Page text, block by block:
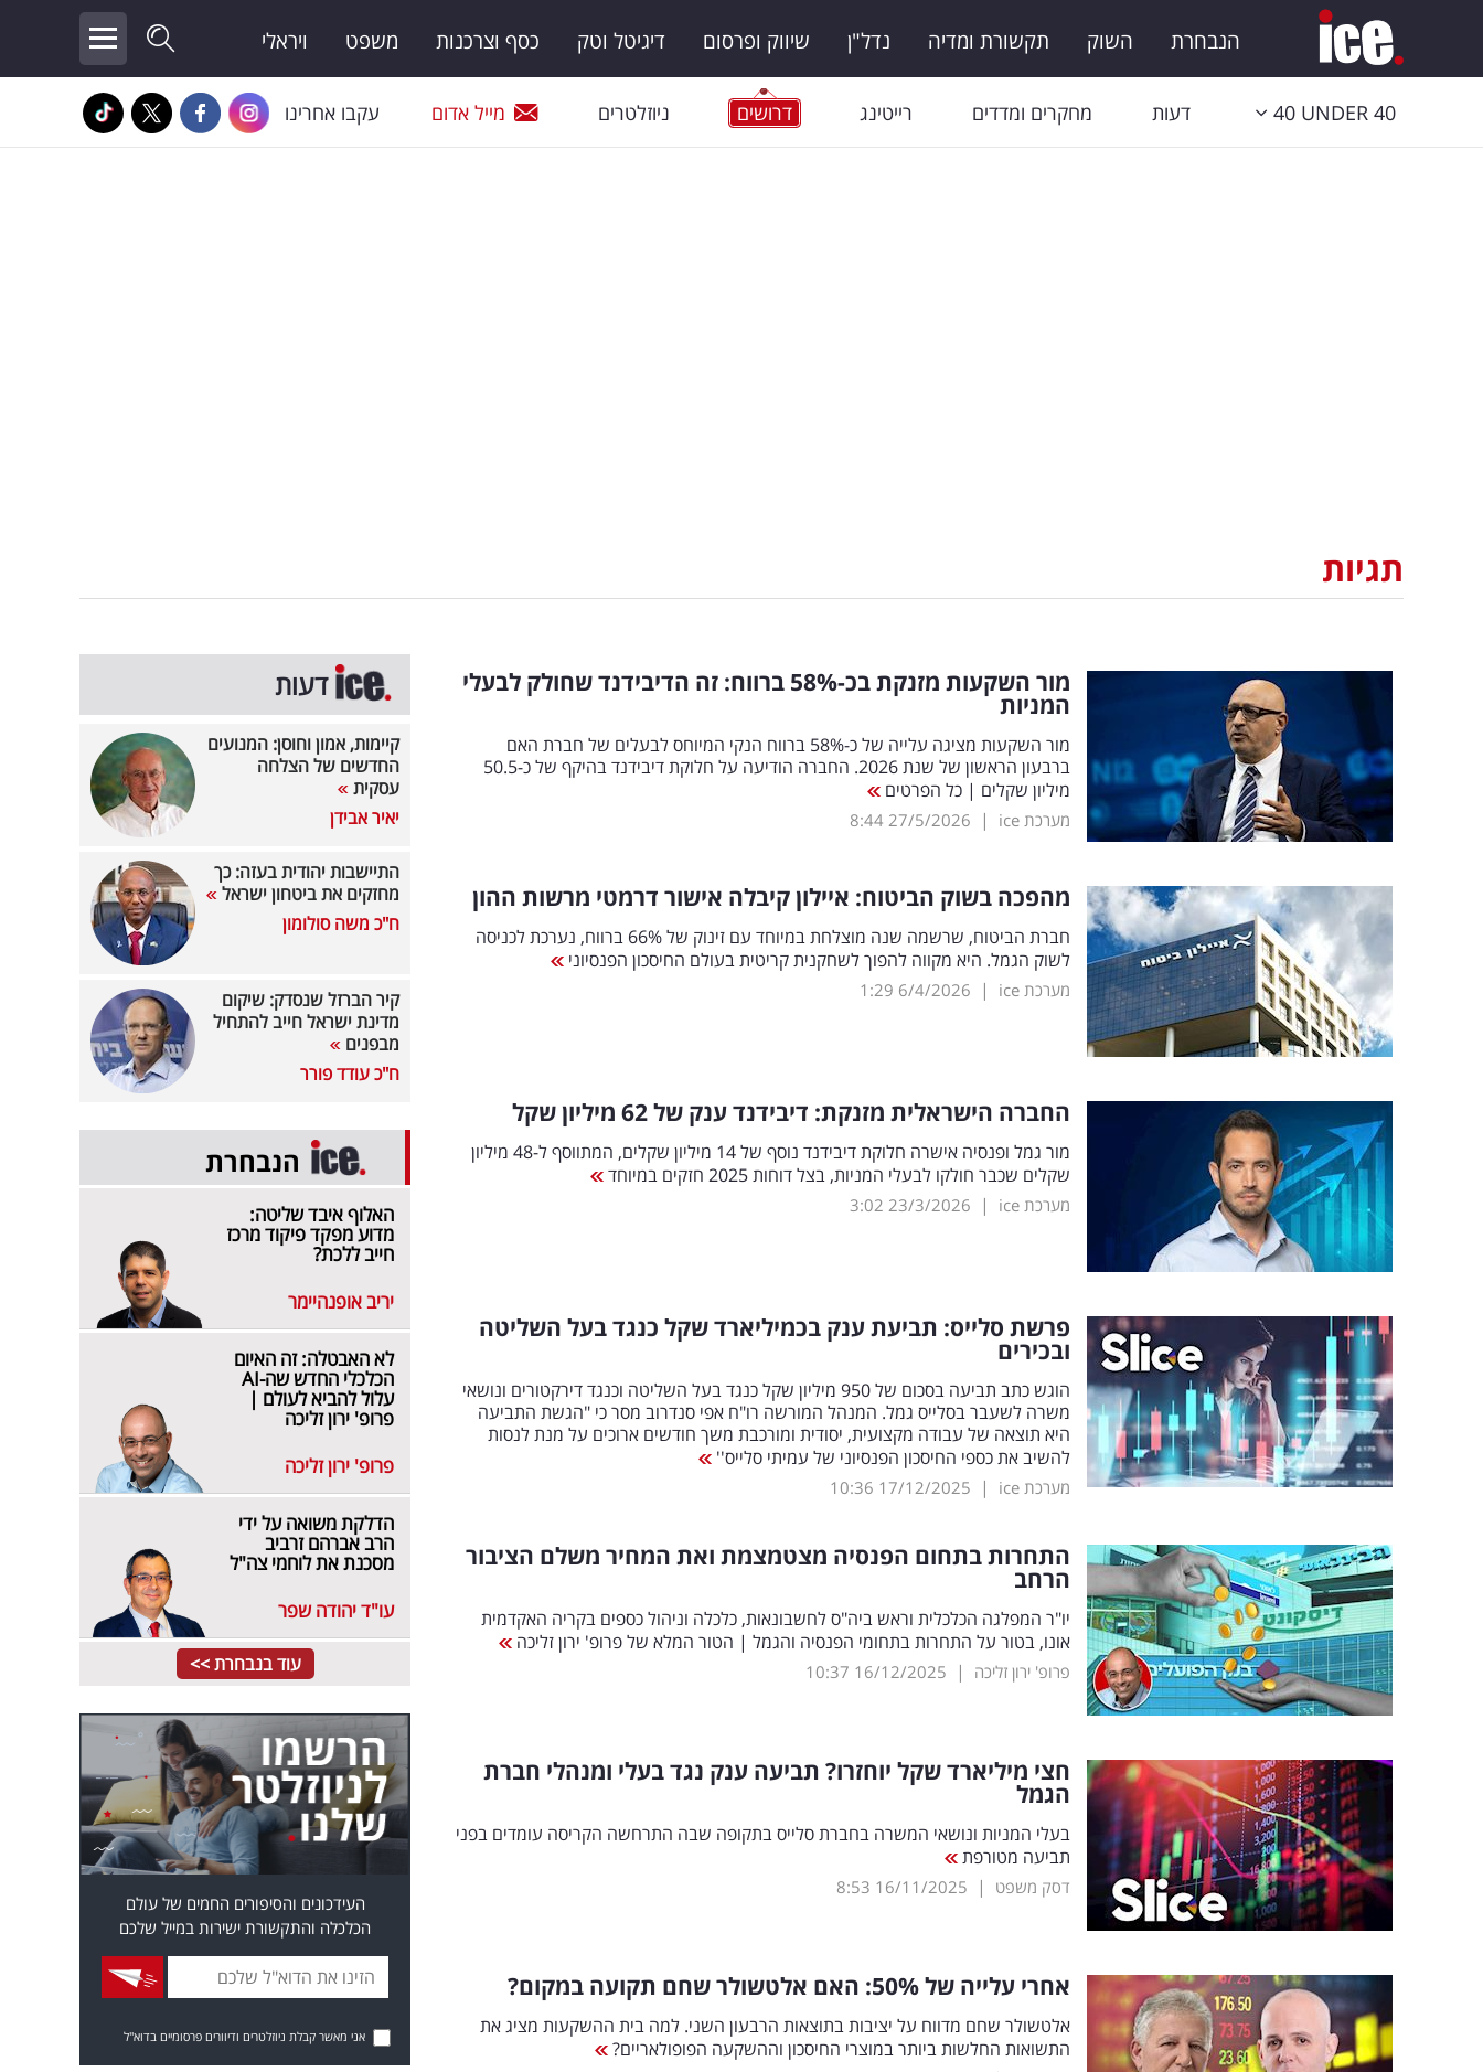
הנבחרת השוק תקשורת ומדיה נדל"ן שיווק ופרסום דיגיטל וטק כסף וצרכנות משפט ויראלי
40 UNDER 40 דעות מחקרים ומדדים רייטינג דרושים ניוזלטרים מייל אדום עקבו אחרינו
תגיות
מור השקעות מזנקת בכ-58% ברווח: זה הדיבידנד שחולק לבעלי
המניות
מור השקעות מציגה עלייה של כ-58% ברווח הנקי המיוחס לבעלים של חברת האם
ברבעון הראשון של שנת 2026. החברה הודיעה על חלוקת דיבידנד בהיקף של כ-50.5
מיליון שקלים | כל הפרטים
מערכת ice |
27/5/2026
8:44
מהפכה בשוק הביטוח: איילון קיבלה אישור דרמטי מרשות ההון
חברת הביטוח, שרשמה שנה מוצלחת במיוחד עם זינוק של 66% ברווח, נערכת לכניסה
לשוק הגמל. היא מקווה להפוך לשחקנית קריטית בעולם החיסכון הפנסיוני
מערכת ice |
6/4/2026
1:29
החברה הישראלית מזנקת: דיבידנד ענק של 62 מיליון שקל
מור גמל ופנסיה אישרה חלוקת דיבידנד נוסף של 14 מיליון שקלים, המתווסף ל-48 מיליון
שקלים שכבר חולקו לבעלי המניות, בצל דוחות 2025 חזקים במיוחד
מערכת ice |
23/3/2026
3:02
פרשת סלייס: תביעת ענק בכמיליארד שקל כנגד בעל השליטה
ובכירים
הוגש כתב תביעה בסכום של 950 מיליון שקל כנגד בעל השליטה וכנגד דירקטורים ונושאי
משרה לשעבר בסלייס גמל. המנהל המורשה רו"ח אפי סנדרוב מסר כי "הגשת התביעה
היא תוצאה של עבודה מקצועית, יסודית ומורכבת משך חודשים ארוכים על מנת לנסות
להשיב את כספי החיסכון הפנסיוני של עמיתי סלייס''
מערכת ice |
17/12/2025
10:36
התחרות בתחום הפנסיה מצטמצמת ואת המחיר משלם הציבור
הרחב
יו"ר המפלגה הכלכלית וראש ביה"ס לחשבונאות, כלכלה וניהול כספים בקריה האקדמית
אונו, בטור על התחרות בתחומי הפנסיה והגמל | הטור המלא של פרופ' ירון זליכה
פרופ' ירון זליכה |
16/12/2025
10:37
חצי מיליארד שקל יוחזרו? תביעה ענק נגד בעלי ומנהלי חברת
הגמל
בעלי המניות ונושאי המשרה בחברת סלייס בתקופה שבה התרחשה הקריסה עומדים בפני
תביעה מטורפת
דסק משפט |
16/11/2025
8:53
אחרי עלייה של 50% : האם אלטשולר שחם תקועה במקום?
אלטשולר שחם מדווח על יציבות בתוצאות הרבעון השני. למה בית ההשקעות מציג את
התשואות החלשות ביותר במוצרי החיסכון וההשקעה הפופולאריים?
דעות
קיימות, אמון וחוסן: המנועים
החדשים של הצלחה
עסקית
יאיר אבידן
התיישבות יהודית בעזה: כך
מחזקים את ביטחון ישראל
ח"כ משה סולומון
קיר הברזל שנסדק: שיקום
מדינת ישראל חייב להתחיל
מבפנים
ח"כ עודד פורר
הנבחרת
האלוף איבד שליטה:
מדוע מפקד פיקוד מרכז
חייב ללכת?
יריב אופנהיימר
לא האבטלה: זה האיום
הכלכלי החדש שה-AI
עלול להביא לעולם |
פרופ' ירון זליכה
פרופ' ירון זליכה
הדלקת משואה על ידי
הרב אברהם זרביב
מסכנת את לוחמי צה"ל
עו"ד יהודה שפר
עוד בנבחרת >>
העידכונים והסיפורים החמים של עולם
הכלכלה והתקשורת ישירות במייל שלכם
אני מאשר קבלת ניוזלטרים ודיוורים פרסומיים בדוא"ל